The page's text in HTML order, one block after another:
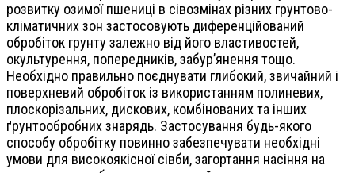
розвитку озимої пшениці в сівозмінах різних грунтово-
кліматичних зон застосовують диференційований
обробіток грунту залежно від його властивостей,
окультурення, попередників, забур’янення тощо.
Необхідно правильно поєднувати глибокий, звичайний і
поверхневий обробіток із використанням полиневих,
плоскорізальних, дискових, комбінованих та інших
ґрунтообробних знарядь. Застосування будь-якого
способу обробітку повинно забезпечувати необхідні
умови для високоякісної сівби, загортання насіння на